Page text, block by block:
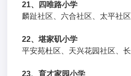
21、四唯路小学
麟趾社区、六合社区、太平社
22、堪家矶小学
平安苑杜区、天兴花园社区、
23、育才家园小学